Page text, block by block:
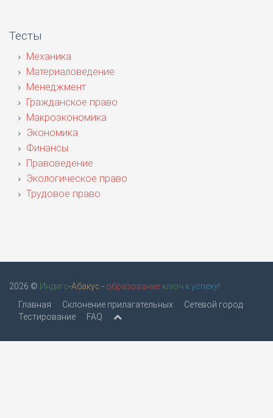
Тесты
Механика
Материаловедение
Менеджмент
Гражданское право
Макроэкономика
Экономика
Финансы
Правоведение
Экологическое право
Трудовое право
2026 © Индиго-Абакус - образование ключ к успеху!
Главная
Склонение прилагательных
Сетевой город
Тестирование
FAQ